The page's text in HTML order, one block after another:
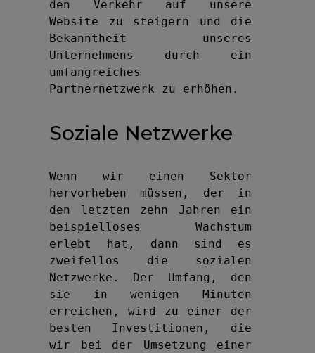
den Verkehr auf unsere
Website zu steigern und die
Bekanntheit unseres
Unternehmens durch ein
umfangreiches
Partnernetzwerk zu erhöhen.
Soziale Netzwerke
Wenn wir einen Sektor
hervorheben müssen, der in
den letzten zehn Jahren ein
beispielloses Wachstum
erlebt hat, dann sind es
zweifellos die sozialen
Netzwerke. Der Umfang, den
sie in wenigen Minuten
erreichen, wird zu einer der
besten Investitionen, die
wir bei der Umsetzung einer